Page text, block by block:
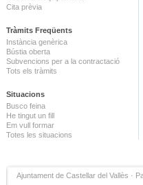
Cita prèvia
Tràmits Freqüents
Instància genèrica
Bústia oberta
Subvencions per a la contractació
Tots els tràmits
Situacions
Busco feina
He tingut un fill
Em vull formar
Totes les situacions
Ajuntament de Castellar del Vallès ·